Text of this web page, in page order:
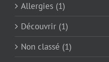
Allergies (1)
Découvrir (1)
Non classé (1)